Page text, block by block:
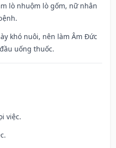
lò nhuộm lò gốm, nữ nhân
khó nuôi, nên làm Âm Đức
uống thuốc.
việc.